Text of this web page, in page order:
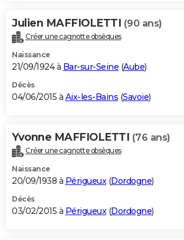
Julien MAFFIOLETTI (90 ans)
Créer une cagnotte obsèques
Naissance
21/09/1924 à Bar-sur-Seine (Aube)
Décès
04/06/2015 à Aix-les-Bains (Savoie)
Yvonne MAFFIOLETTI (76 ans)
Créer une cagnotte obsèques
Naissance
20/09/1938 à Périgueux(Dordogne)
Décès
03/02/2015 à Périgueux(Dordogne)